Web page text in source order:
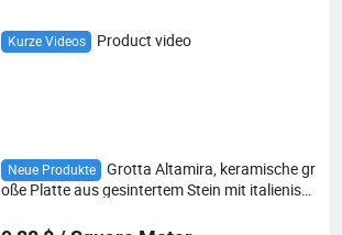
Kurze Videos Product video
Neue Produkte
Grotta Altamira, keramische gr
oße Platte aus gesintertem Stein mit italienisc